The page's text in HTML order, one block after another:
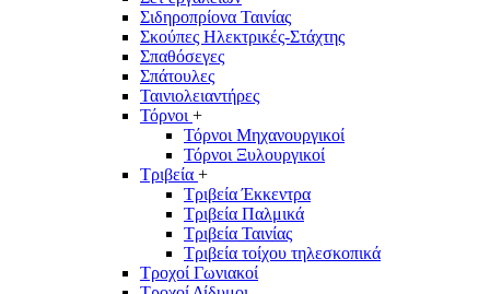
Σιδηροπρίονα Ταινίας
Σκούπες Ηλεκτρικές-Στάχτης
Σπαθόσεγες
Σπάτουλες
Ταινιολειαντήρες
Τόρνοι +
Τόρνοι Μηχανουργικοί
Τόρνοι Ξυλουργικοί
Τριβεία +
Τριβεία Έκκεντρα
Τριβεία Παλμικά
Τριβεία Ταινίας
Τριβεία τοίχου τηλεσκοπικά
Τροχοί Γωνιακοί